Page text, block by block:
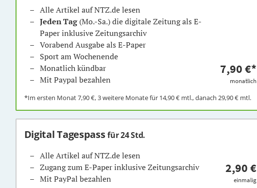
Alle Artikel auf NTZ.de lesen
Jeden Tag(Mo.-Sa.) die digitale Zeitung als E-
Paper inklusive Zeitungsarchiv
Vorabend Ausgabe als E-Paper
Sport am Wochenende
Monatlich kündbar
Mit Paypal bezahlen
7,90 €*
monatlich
*Im ersten Monat7,90 €, 3 weitere Monate für 14,90 €mtl., danach 29,90 €mtl.
Digital Tagespassfür 24 Std.
Alle Artikel auf NTZ.de lesen
Zugang zum E-Paper inklusive Zeitungsarchiv
Mit PayPal bezahlen
2,90 €
einmalig